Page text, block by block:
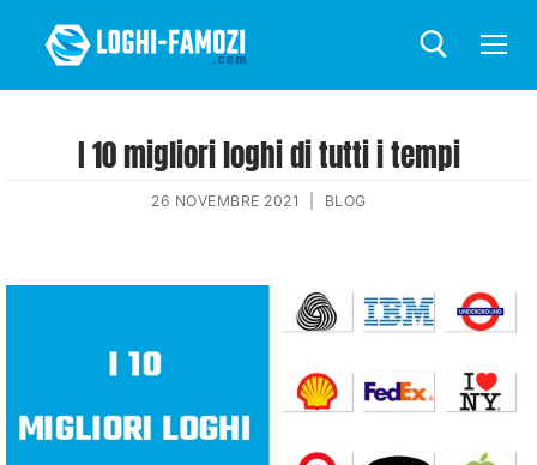
I 10 migliori loghi di tutti i tempi
26 NOVEMBRE 2021 BLOG